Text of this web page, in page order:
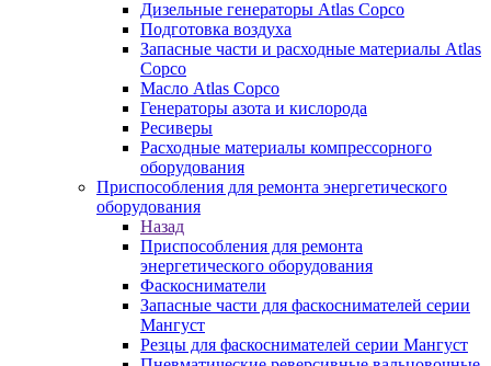
Дизельные генераторы Atlas Copco
Подготовка воздуха
Запасные части и расходные материалы Atlas
Copco
Масло Atlas Copco
Генераторы азота и кислорода
Ресиверы
Расходные материалы компрессорного
оборудования
Приспособления для ремонта энергетического
оборудования
Назад
Приспособления для ремонта
энергетического оборудования
Фаскосниматели
Запасные части для фаскоснимателей серии
Мангуст
Резцы для фаскоснимателей серии Мангуст